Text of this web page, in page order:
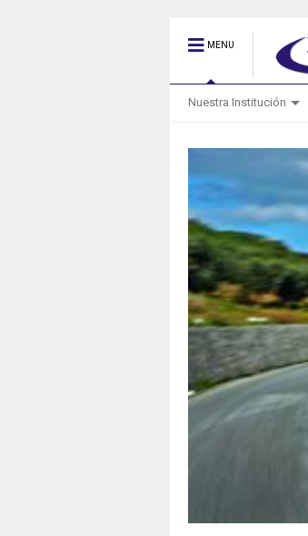
MENU
Nuestra Institución